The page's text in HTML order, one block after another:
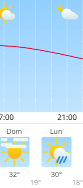
Dom Lun
32°
19°
30°
18°